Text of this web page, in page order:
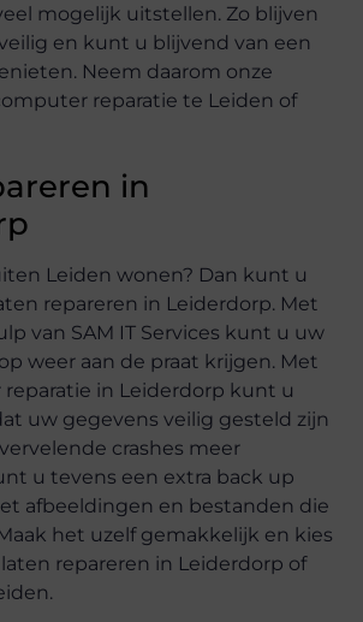
mogelijk uitstellen. Zo blijven
en kunt u blijvend van een
Neem daarom onze
reparatie te Leiden of
in
Leiden wonen? Dan kunt u
repareren in Leiderdorp. Met
van SAM IT Services kunt u uw
weer aan de praat krijgen. Met
in Leiderdorp kunt u
uw gegevens veilig gesteld zijn
crashes meer
u tevens een extra back up
afbeeldingen en bestanden die
het uzelf gemakkelijk en kies
repareren in Leiderdorp of